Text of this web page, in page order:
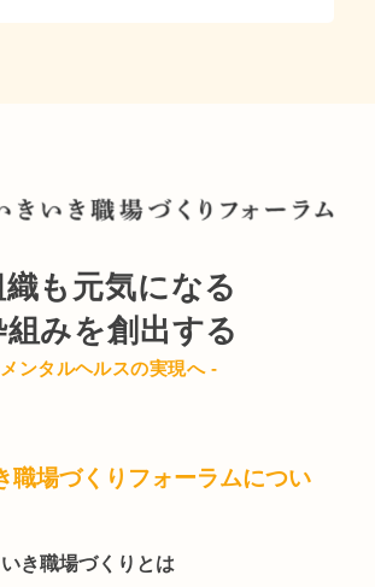
も元気になる
みを創出する
ンタルヘルスの実現へ -
職場づくりフォーラムについ
き職場づくりとは